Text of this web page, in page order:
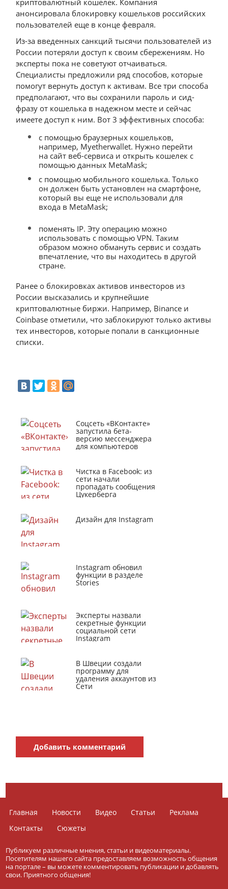
криптовалютный кошелек. Компания
анонсировала блокировку кошельков российских
пользователей еще в конце февраля.
Из-за введенных санкций тысячи пользователей из
России потеряли доступ к своим сбережениям. Но
эксперты пока не советуют отчаиваться.
Специалисты предложили ряд способов, которые
помогут вернуть доступ к активам. Все три способа
предполагают, что вы сохранили пароль и сид-
фразу от кошелька в надежном месте и сейчас
имеете доступ к ним. Вот 3 эффективных способа:
с помощью браузерных кошельков,
например, Myetherwallet. Нужно перейти
на сайт веб-сервиса и открыть кошелек с
помощью данных MetaMask;
с помощью мобильного кошелька. Только
он должен быть установлен на смартфоне,
который вы еще не использовали для
входа в MetaMask;
поменять IP. Эту операцию можно
использовать с помощью VPN. Таким
образом можно обмануть сервис и создать
впечатление, что вы находитесь в другой
стране.
Ранее о блокировках активов инвесторов из
России высказались и крупнейшие
криптовалютные биржи. Например, Binance и
Coinbase отметили, что заблокируют только активы
тех инвесторов, которые попали в санкционные
списки.
Соцсеть «ВКонтакте»
запустила бета-
версию мессенджера
для компьютеров
Чистка в Facebook: из
сети начали
пропадать сообщения
Цукерберга
Дизайн для Instagram
Instagram обновил
функции в разделе
Stories
Эксперты назвали
секретные функции
социальной сети
Instagram
В Швеции создали
программу для
удаления аккаунтов из
Сети
Добавить комментарий
Главная Новости Видео Статьи
Реклама
Контакты
Сюжеты
Публикуем различные мнения, статьи и видеоматериалы.
Посетителям нашего сайта предоставляем возможность общения
на портале – вы можете комментировать публикации и добавлять
свои. Приятного общения!